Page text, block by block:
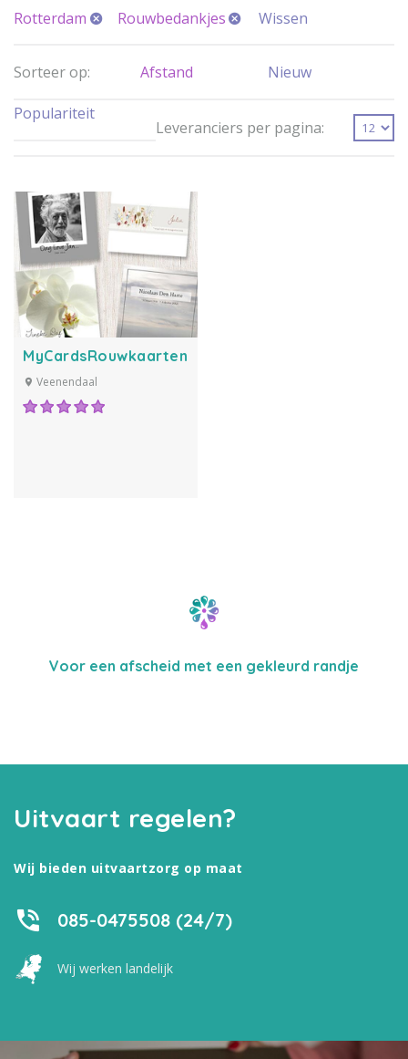
Rotterdam Rouwbedankjes Wissen
Sorteer op: Afstand Nieuw
Populariteit
Leveranciers per pagina:
MyCardsRouwkaarten.nl
Veenendaal
Voor een afscheid met een gekleurd randje
Uitvaart regelen?
Wij bieden uitvaartzorg op maat
085-0475508 (24/7)
Wij werken landelijk